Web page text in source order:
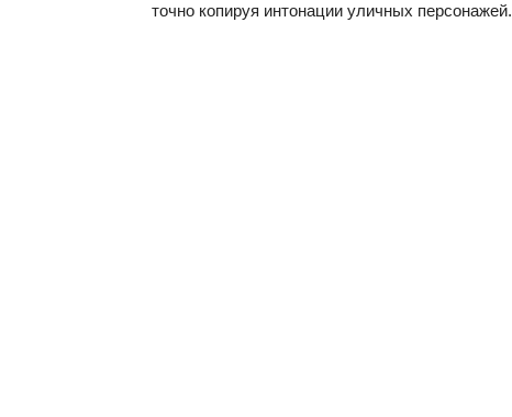
точно копируя интонации уличных персонажей.